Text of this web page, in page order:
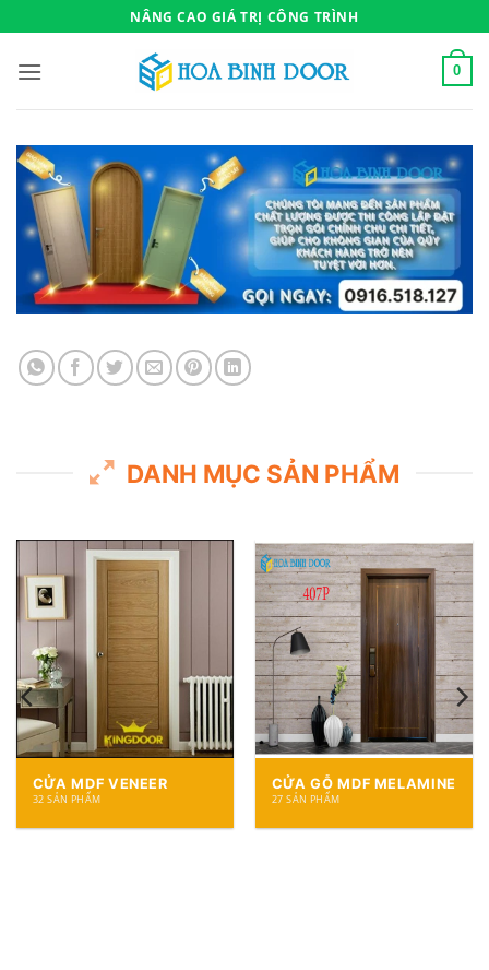
qua
nội
NÂNG CAO GIÁ TRỊ CÔNG TRÌNH
0
DANH MỤC SẢN PHẨM
CỬA MDF VENEER
32 SẢN PHẨM
CỬA GỖ MDF MELAMINE
27 SẢN PHẨM